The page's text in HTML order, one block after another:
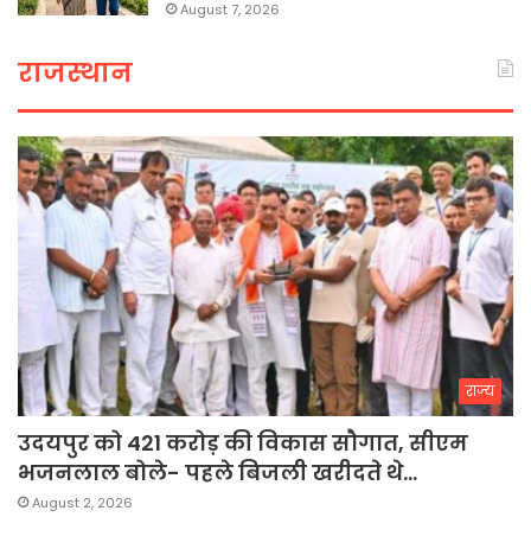
August 7, 2026
राजस्थान
राज्य
उदयपुर को 421 करोड़ की विकास सौगात, सीएम
भजनलाल बोले- पहले बिजली खरीदते थे…
August 2, 2026